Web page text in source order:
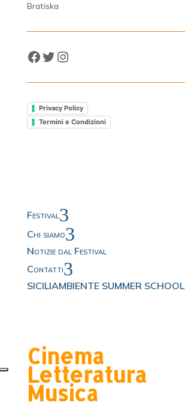
Bratiska
Facebook
Twitter
Instagram
Privacy Policy
Termini e Condizioni
Festival3
Chi siamo3
Notizie dal Festival
Contatti3
SICILIAMBIENTE SUMMER SCHOOL
Cinema
Letteratura
Musica